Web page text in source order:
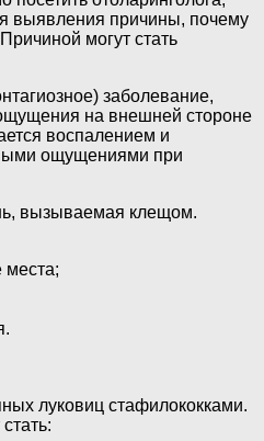
выявления причины, почему
могут стать
заболевание,
на внешней стороне
воспалением и
ощущениями при
вызываемая клещом.
луковиц стафилококками.